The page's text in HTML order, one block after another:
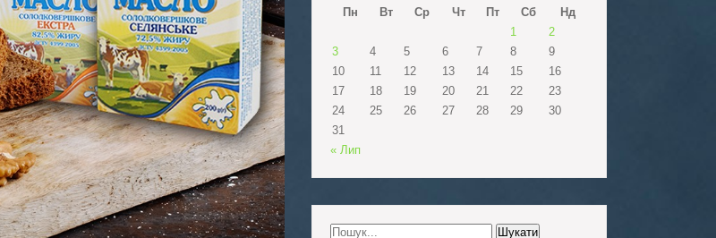
Пн
Вт Ср Чт Пт Сб
Нд
1
2
3
4 5 6 7 8
9
10
11 12 13 14 15
16
17
18 19 20 21 22
23
24
25 26 27 28 29
30
31
« Лип